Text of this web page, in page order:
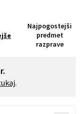
Najpogostejši
predmet
razprave
.